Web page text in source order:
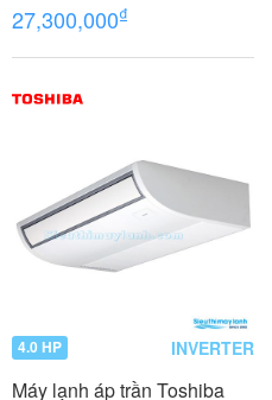
27,300,000₫
4.0 HP INVERTER
Máy lạnh áp trần Toshiba